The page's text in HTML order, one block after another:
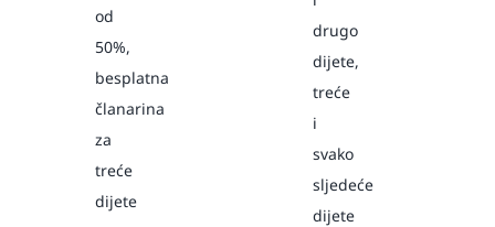
od
50%,
besplatna
članarina
za
treće
dijete
drugo
dijete,
treće
i
svako
sljedeće
dijete